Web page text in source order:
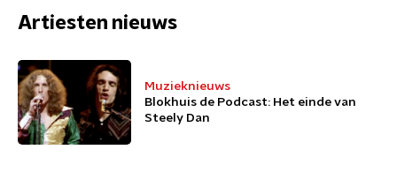
Artiesten nieuws
Muzieknieuws
Blokhuis de Podcast: Het einde van
Steely Dan